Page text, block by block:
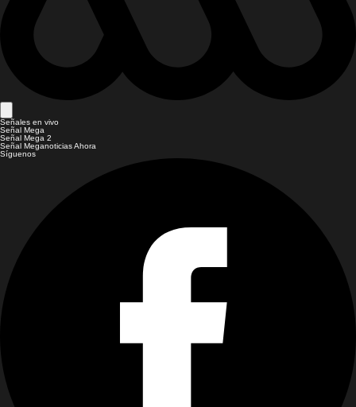
Señales en vivo
Señal Mega
Señal Mega 2
Señal Meganoticias Ahora
Síguenos